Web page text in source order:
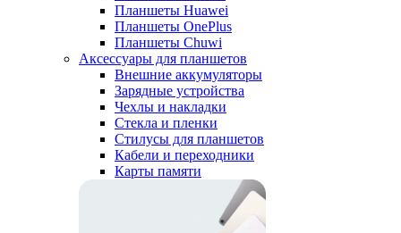
Планшеты Huawei
Планшеты OnePlus
Планшеты Chuwi
Аксессуары для планшетов
Внешние аккумуляторы
Зарядные устройства
Чехлы и накладки
Стекла и пленки
Стилусы для планшетов
Кабели и переходники
Карты памяти